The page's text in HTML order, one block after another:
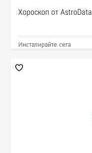
Хороскоп от AstroData
Инсталирайте сега